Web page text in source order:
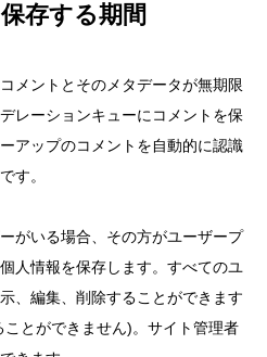
存する期間
メントとそのメタデータが無期限
レーションキューにコメントを保
アップのコメントを自動的に認識
す。
がいる場合、その方がユーザープ
人情報を保存します。すべてのユ
、編集、削除することができます
とができません)。サイト管理者